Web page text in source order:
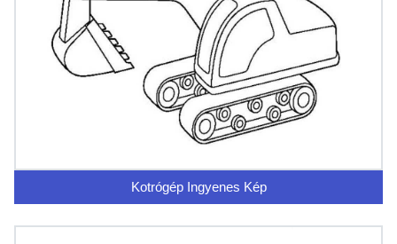
Kotrógép Ingyenes Kép